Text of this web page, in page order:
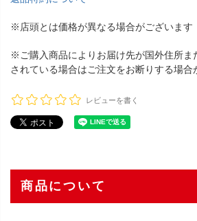
※店頭とは価格が異なる場合がございます
※ご購入商品によりお届け先が国外住所ま
されている場合はご注文をお断りする場合
レビューを書く
商品について